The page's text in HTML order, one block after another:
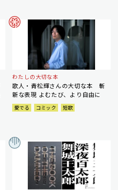
わたしの大切な本
歌人・青松輝さんの大切な本 斬
新な表現 よむたび、より自由に
愛でる コミック 短歌